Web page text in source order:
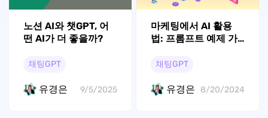
노션 AI와 챗GPT, 어
떤 AI가 더 좋을까?
채팅GPT
유경은 9/5/2025
마케팅에서 AI 활용
법: 프롬프트 예제 가
채팅GPT
유경은 8/20/2024